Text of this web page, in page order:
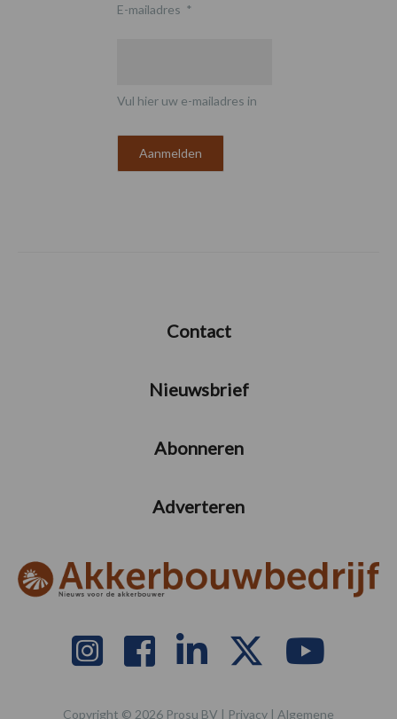
E-mailadres *
Vul hier uw e-mailadres in
Contact
Nieuwsbrief
Abonneren
Adverteren
Copyright © 2026 Prosu BV | Privacy | Algemene